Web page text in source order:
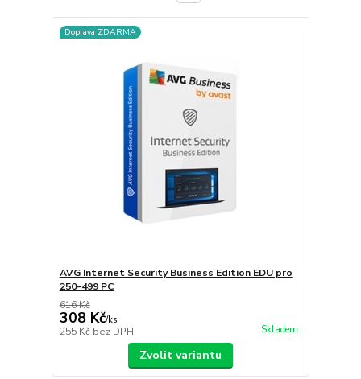
Doprava ZDARMA
AVG Internet Security Business Edition EDU pro
250-499 PC
616 Kč
308 Kč/ks
255 Kč bez DPH Skladem
Zvolit variantu